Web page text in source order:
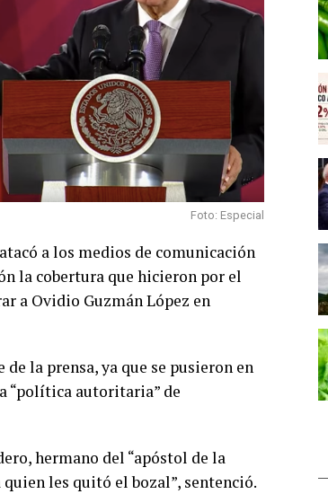
Foto: Especial
a los medios de comunicación
la cobertura que hicieron por el
a Ovidio Guzmán López en
la prensa, ya que se pusieron en
“política autoritaria” de
hermano del “apóstol de la
les quitó el bozal”, sentenció.